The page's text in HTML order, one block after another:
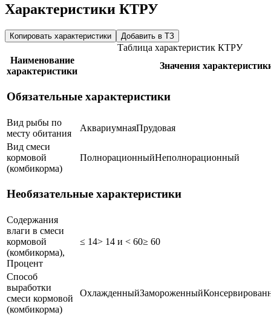
Характеристики КТРУ
Копировать характеристики Добавить в ТЗ
Таблица характеристик КТРУ
Наименование
характеристики
Значения
Обязательные характеристики
Вид рыбы по
месту обитания
АквариумнаяПрудовая
Вид смеси
кормовой
(комбикорма)
ПолнорационныйНеполнорационный
Необязательные характеристики
Содержания
влаги в смеси
кормовой
(комбикорма),
Процент
≤ 14> 14 и < 60≥ 60
Способ
выработки
смеси кормовой
(комбикорма)
ОхлажденныйЗамороженный